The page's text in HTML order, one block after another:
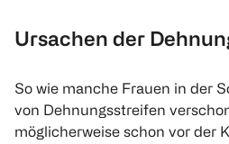
Ursachen der
So wie manche Frauen in der
von Dehnungsstreifen
möglicherweise schon vor der